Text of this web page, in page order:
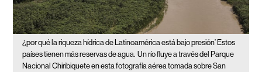
¿por qué la riqueza hídrica de Latinoamérica está bajo presión’ Estos
países tienen más reservas de agua. Un río fluye a través del Parque
Nacional Chiribiquete en esta fotografía aérea tomada sobre San